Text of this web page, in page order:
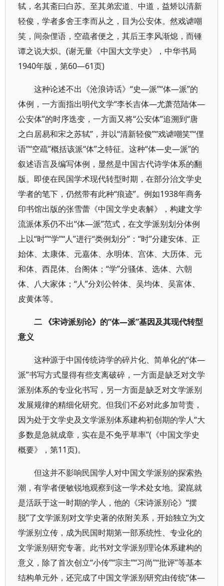
轼，名其斋曰白苏。至其弟宏道、中道，益矫以清新
轻俊，学者多舍王李而从之，目为公安体。然戏谑嘲
笑，间杂俚语，空疏者便之，其后王李风渐熄，而锺
谭之说大炽。(谢无量《中国大文学史》，中华书局
1940年版，第60—61页)
这种论述不出《沧浪诗话》“史—派”“体—派”的
体例，一方面指出明代文学“李长吉体—尤萧范陆体—
公安体”的时序迭变，一方面又将“公安体”追溯到“唐
之白居易和宋之苏轼”，并以“清新轻俊”“戏谑嘲笑”“俚
语”“空疏”概括该派“体”之特征。这种“体—史—派”的
叙述语言及编写体例，显然是中国古代诗学体系的翻
版。即使在民国学术现代转型时期，在部分治文学史
学者的笔下，仍然带有此种“痕迹”。例如1938年商务
印书馆出版的张雪蕾《中国文学史表解》，构建文学
流派体系仍不出“体—派”范式，在文学派别划分体例
上以“时”“学”“人”进行“类例划分”：“时”分建安体、正
始体、太康体、元嘉体、永明体、宫体、大历体、元
和体、西昆体、台阁体；“学”分骚体、选体、六朝
体、八大家体；“人”分刘公幹体、吴均体、吴富体、
皮黄体等。
二 《宋诗派别论》的“体—派”基因及其现代转型
意义
这种源于中国传统诗学的碎片化、简单化的“体—
派”书写方式显得有些支离破碎，一方面是缺乏对文学
派别体系的专业化书写，另一方面是缺乏对文学派别
发展规律的精细化研究。但我们不必对此多加苛责，
因为处于文学史及文学派别体系建构初创期的学人“大
多数是急就成章，实在是不免乎草率”(《中国文学史
概要》，第11页)。
但这并不影响民国学人对中国文学派别的探索热
潮，有学者便敏锐地观察到这一学术处女地。梁崑就
是活跃于这一时期的学人，他的《宋诗派别论》“摆
脱”了文学派别对文学史著的依附关系，开始独立为文
学派别立传，成为民国时期第一部系统性、专业化的
文学派别研究专著。此书对文学派别理论体系建构的
意义，除了首次创立“小传”“宗主”“习尚”“批评”等基本
结构单元外，还完成了中国文学派别研究由传统“体—